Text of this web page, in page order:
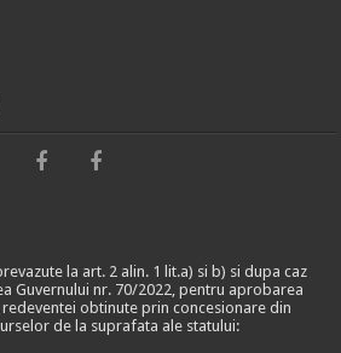
la art. 2 alin. 1 lit.a) si b) si dupa caz
Guvernului nr. 70/2022, pentru aprobarea
obtinute prin concesionare din
de la suprafata ale statului: